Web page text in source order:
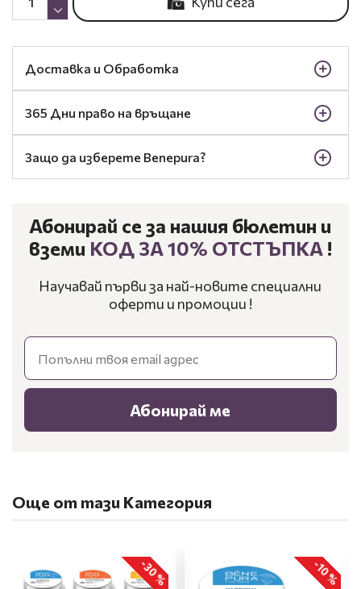
Доставка и Обработка
365 Дни право на връщане
Защо да изберете Benepura?
Абонирай се за нашия бюлетин и
вземи КОД ЗА 10% ОТСТЪПКА !
Научавай първи за най-новите специални
оферти и промоции !
Email
Абонирай ме
Още от тази Категория
-30 % -10 %